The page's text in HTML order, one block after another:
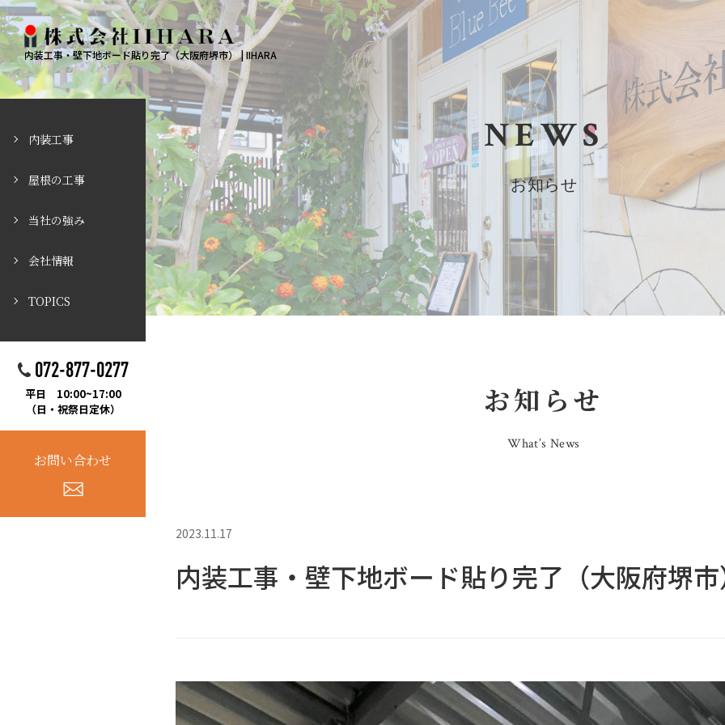
内装工事・壁下地ボード貼り完了（大阪府堺市） | IIHARA
内装工事
屋根の工事
当社の強み
会社情報
TOPICS
072-877-0277
平日 10:00~17:00
（日・祝祭日定休）
お問い合わせ
NEWS
お知らせ
お知らせ
What’s News
2023.11.17
内装工事・壁下地ボード貼り完了（大阪府堺